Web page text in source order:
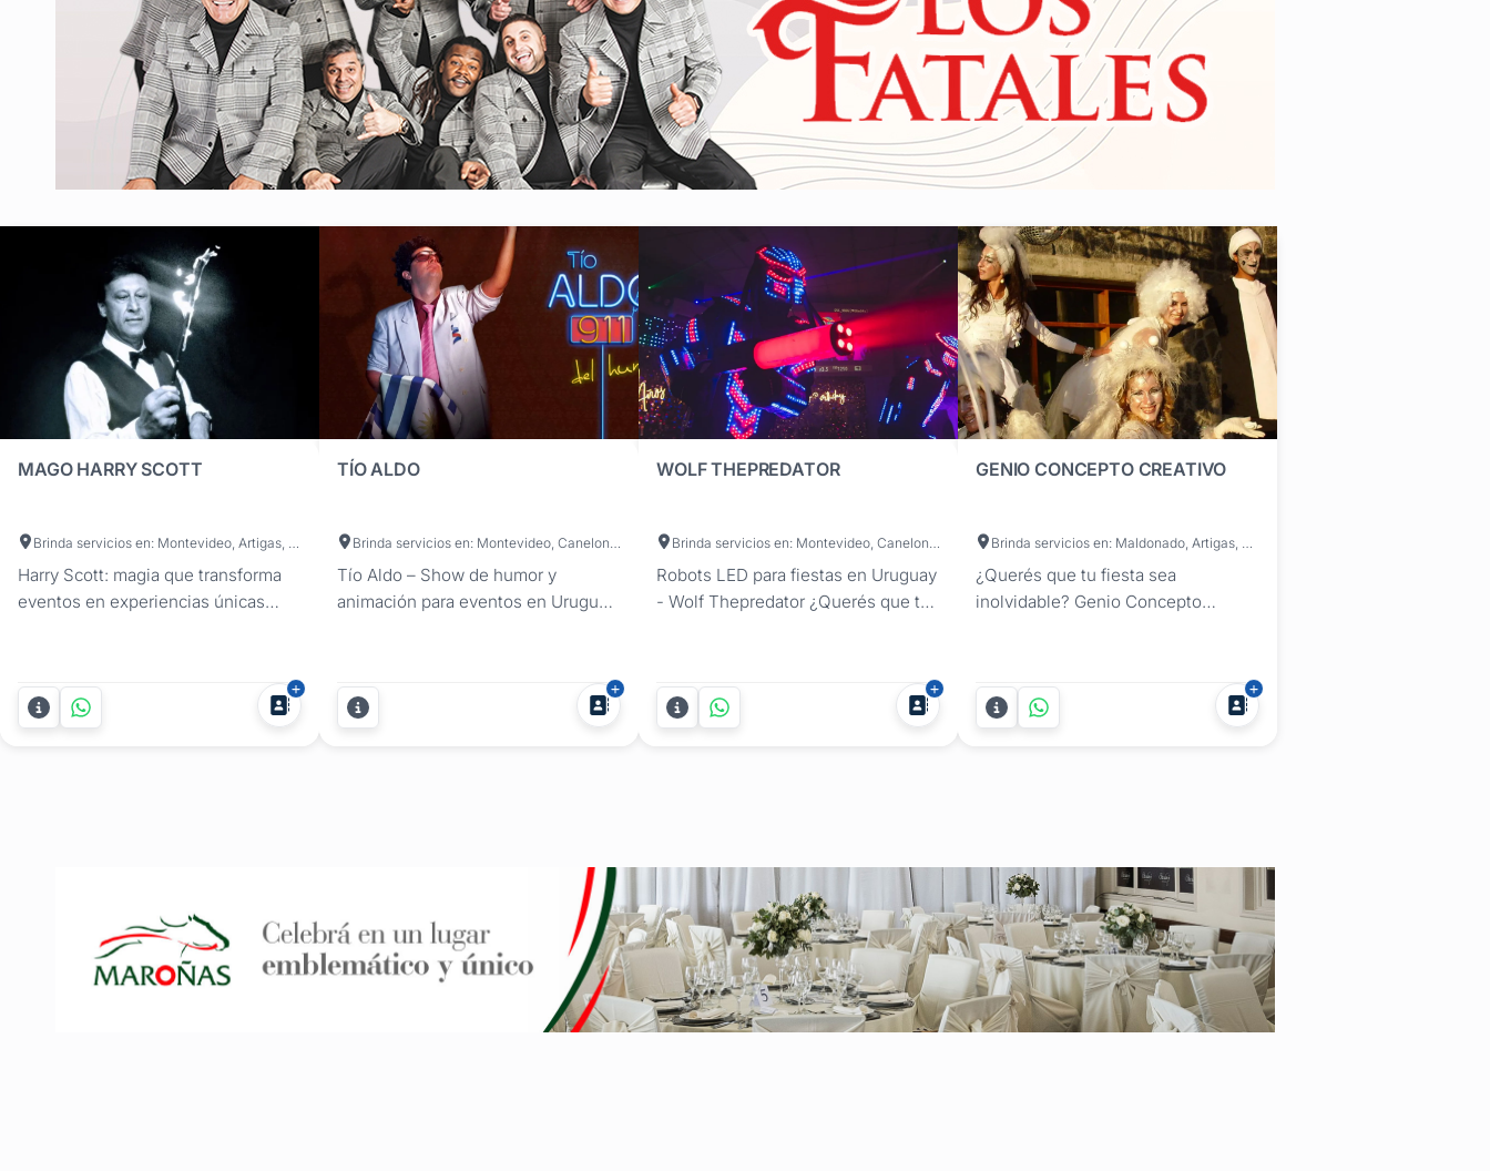
MAGO HARRY SCOTT
Harry Scott: magia que transforma
eventos en experiencias únicas
de Harry Scott, diseñado para
impresionar y unir a tus invitados de
manera memorable. Perfecto para
TÍO ALDO
Tío Aldo – Show de humor y
animación para eventos en Uruguay.
Aldo para eventos, ideal para
despedidas, casamientos,
cumpleaños y eventos
WOLF THEPREDATOR
Robots LED para fiestas en Uruguay
- Wolf Thepredator ¿Querés que tu
común? Wolf Thepredator ofrece un
show de robots LED Depredadores
para fiestas que combinan
GENIO CONCEPTO CREATIVO
¿Querés que tu fiesta sea
inolvidable? Genio Concepto
animación y recepción para fiestas y
eventos, que te ofrece un servicio
personalizado, original y divertido.